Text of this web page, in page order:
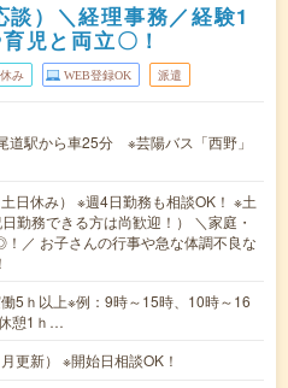
）＼経理事務／経験1
児と両立〇！
み WEB登録OK 派遣
道駅から車25分 ※芸陽バス「西野」
日休み） ※週4日勤務も相談OK！ ※土
勤務できる方は尚歓迎！） ＼家庭・
／ お子さんの行事や急な体調不良な
5ｈ以上※例：9時～15時、10時～16
憩1ｈ…
更新） ※開始日相談OK！